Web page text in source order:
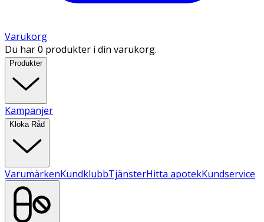
Varukorg
Du har 0 produkter i din varukorg.
Produkter
Kampanjer
Kloka Råd
VarumärkenKundklubbTjänsterHitta apotekKundservice